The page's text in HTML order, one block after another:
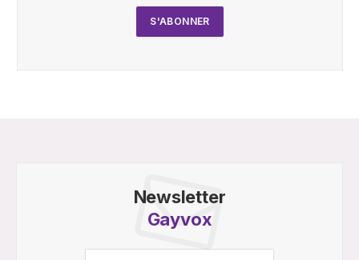
Newsletter
Gayvox